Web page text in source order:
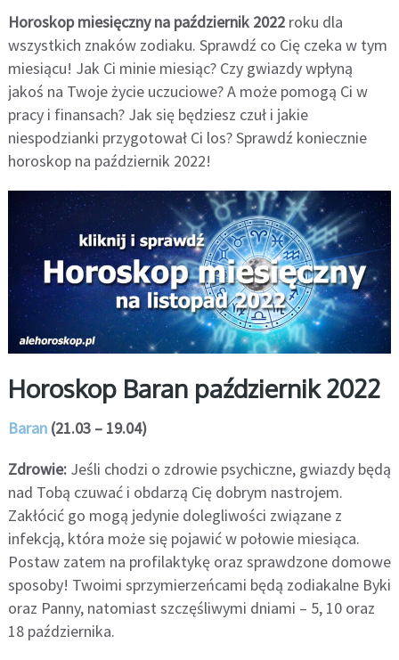
Horoskop miesięczny na październik 2022roku dla
wszystkich znaków zodiaku. Sprawdź co Cię czeka w tym
miesiącu! Jak Ci minie miesiąc? Czy gwiazdy wpłyną
jakoś na Twoje życie uczuciowe? A może pomogą Ci w
pracy i finansach? Jak się będziesz czuł i jakie
niespodzianki przygotował Ci los? Sprawdź koniecznie
horoskop na październik 2022!
Horoskop Baran październik 2022
Baran(21.03 – 19.04)
Zdrowie: Jeśli chodzi o zdrowie psychiczne, gwiazdy będą
nad Tobą czuwać i obdarzą Cię dobrym nastrojem.
Zakłócić go mogą jedynie dolegliwości związane z
infekcją, która może się pojawić w połowie miesiąca.
Postaw zatem na profilaktykę oraz sprawdzone domowe
sposoby! Twoimi sprzymierzeńcami będą zodiakalne Byki
oraz Panny, natomiast szczęśliwymi dniami – 5, 10 oraz
18 października.